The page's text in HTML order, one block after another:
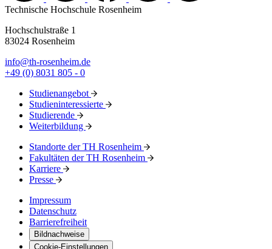
Technische Hochschule Rosenheim
Hochschulstraße 1
83024 Rosenheim
info@th-rosenheim.de
+49 (0) 8031 805 - 0
Studienangebot
Studieninteressierte
Studierende
Weiterbildung
Standorte der TH Rosenheim
Fakultäten der TH Rosenheim
Karriere
Presse
Impressum
Datenschutz
Barrierefreiheit
Bildnachweise
Cookie-Einstellungen